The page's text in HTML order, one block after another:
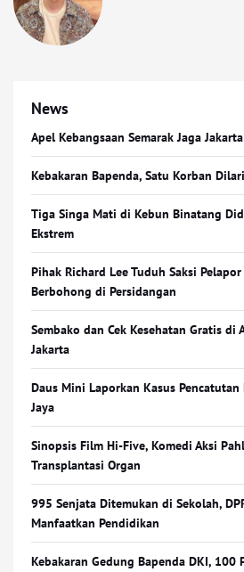
News
Apel Kebangsaan Semarak Jaga
Kebakaran Bapenda, Satu Korban
Tiga Singa Mati di Kebun Binatang
Ekstrem
Pihak Richard Lee Tuduh Saksi
Berbohong di Persidangan
Sembako dan Cek Kesehatan Gratis di
Jakarta
Daus Mini Laporkan Kasus Pencatutan
Jaya
Sinopsis Film Hi-Five, Komedi Aksi
Transplantasi Organ
995 Senjata Ditemukan di Sekolah,
Manfaatkan Pendidikan
Kebakaran Gedung Bapenda DKI, 100